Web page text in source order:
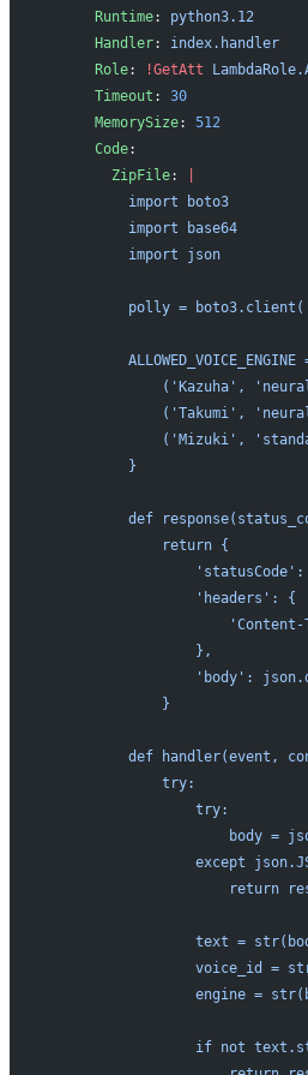
      Runtime
: python3.12
      Handler
: index.handler
      Role
: !GetAtt
      Timeout
: 30
      MemorySize
: 512
      Code
:
        ZipFile
:
          import boto3
          import base64
          import json
polly =
ALLOWED_VOICE_ENGINE
('Kazuha',
('Takumi',
('Mizuki',
          }
def
              return {
'statusCode':
                  'headers': {
                  },
'body':
              }
def handler(event,
              try:
                  try:
body =
except
return
text =
voice_id =
engine =
if not